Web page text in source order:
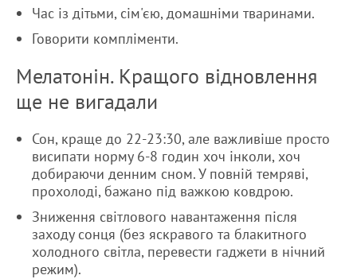
Час із дітьми, сім'єю, домашніми тваринами.
Говорити компліменти.
Мелатонін. Кращого відновлення
ще не вигадали
Сон, краще до 22-23:30, але важливіше просто
висипати норму 6-8 годин хоч інколи, хоч
добираючи денним сном. У повній темряві,
прохолоді, бажано під важкою ковдрою.
Зниження світлового навантаження після
заходу сонця (без яскравого та блакитного
холодного світла, перевести гаджети в нічний
режим).